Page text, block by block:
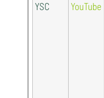
YSC YouTube